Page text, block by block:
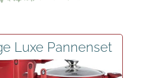
Luxe Pannenset